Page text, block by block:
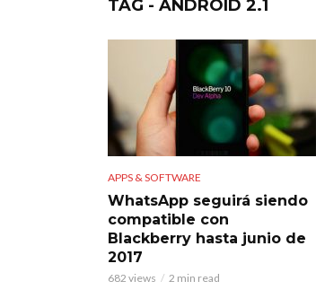
TAG - ANDROID 2.1
APPS & SOFTWARE
WhatsApp seguirá siendo
compatible con
Blackberry hasta junio de
2017
682 views 2 min read